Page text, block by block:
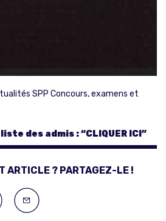
SPP Concours, examens et
des admis : “CLIQUER ICI”
ARTICLE ? PARTAGEZ-LE !